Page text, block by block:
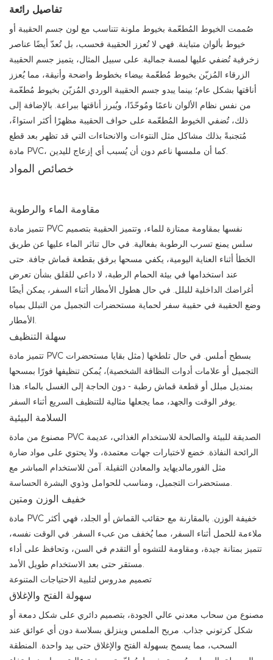
تفاصيل رائعة
صُممت الخيوط المُطعّمة بخيوط ملونة تتناسب مع لون جسم الحقيبة أو
خيوط بألوان متباينة. فهي لا تُعزز الحقيبة فحسب، بل تُعدّ أيضًا عناصر
زخرفية تُضفي عليها لمسة جمالية. على سبيل المثال، يتميز جسم الحقيبة
الزرقاء المُزيّن بخيوط مُطعّمة بيضاء بخطوط واضحة وأنيقة، مما يُعزز
أناقتها بشكل عام؛ بينما يبدو جسم الحقيبة الوردي المُزيّن بخيوط مُطعّمة
من نفس نظام الألوان ناعمًا ومُوحّدًا، ويُبرز أناقتها ببراعة. بالإضافة إلى
ذلك، تُضفي الخيوط المُطعّمة على حواف الحقيبة مظهرًا أكثر استواءً،
مُتجنبةً بذلك مشاكل مثل النتوءات والانحناءات التي قد تظهر بعد قطع
مادة PVC، كما أن ملمسها ناعم دون أن يُسبب أي إزعاج لليدين.
خصائص المواد
مقاومة الماء والرطوبة
تتميز مادة PVC نفسها بمقاومة ممتازة للماء، وتتميز الحقيبة بتصميم
سلس يمنع تسرب الرطوبة بفعالية. في حال تناثر الماء عليها عن طريق
الخطأ أثناء العناية اليومية، يكفي مسحها برفق بقطعة قماش جافة. حتى
عند استخدامها في بيئة الحمام الرطبة، لا داعي للقلق بشأن تعرض
أغراضك الداخلية للبلل. في حال هطول الأمطار أثناء السفر، يمكن أيضًا
وضع الحقيبة في حقيبة سفر لحماية مستحضرات التجميل من التبلل بمياه
الأمطار.
سهلة التنظيف
تتميز مادة PVC بسطح أملس. في حال تلطخها (مثل بقايا مستحضرات
التجميل أو علامات أدوات النظافة الشخصية)، يُمكن تنظيفها فورًا بمسحها
بمنديل مبلل أو قطعة قماش رطبة - دون الحاجة إلى الغسل بالماء. هذا
يوفر الوقت والجهد، مما يجعلها مثالية للتنظيف السريع أثناء السفر.
السلامة البيئية
مصنوع من مادة PVC الصديقة للبيئة والصالحة للاستخدام الغذائي، عديمة
الرائحة النفاذة. خضع لاختبارات جهات معتمدة، ولا يحتوي على مواد ضارة
مثل الفورمالديهايد والمعادن الثقيلة. آمن للاستخدام المباشر مع
مستحضرات التجميل، ومناسب للحوامل وذوي البشرة الحساسة.
خفيف الوزن ومتين
مادة PVC خفيفة الوزن. بالمقارنة مع حقائب القماش أو الجلد، فهي أكثر
ملاءمة للحمل أثناء السفر، مما يُخفف من عبء السفر. في الوقت نفسه،
تتميز بمتانة جيدة، ومقاومة للتشوه أو التقدم في السن، وتحافظ على أداء
مستقر حتى بعد الاستخدام طويل الأمد.
تصميم مدروس لتلبية الاحتياجات المتنوعة
سهولة الفتح والإغلاق
مصنوع من سحاب معدني عالي الجودة، بتصميم دائري على شكل دمعة أو
شكل كرتوني جذاب. مريح الملمس وينزلق بسلاسة دون أي عوائق عند
السحب، مما يسمح بسهولة الفتح والإغلاق حتى بيد واحدة. المنطقة